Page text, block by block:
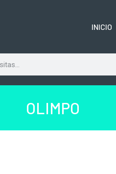
INICIO
OLIMPO